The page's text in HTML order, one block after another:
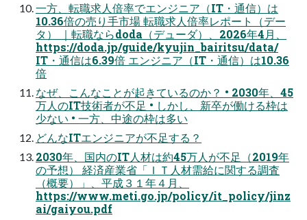
一方、転職求人倍率でエンジニア（IT・通信）は
10.36倍の売り手市場 転職求人倍率レポート（デー
タ） ｜転職ならdoda（デューダ）、2026年4月、
https://doda.jp/guide/kyujin_bairitsu/data/
IT・通信は6.39倍 エンジニア（IT・通信）は10.36
倍
なぜ、こんなことが起きているのか？ • 2030年、45
万人のIT技術者が不足 • しかし、新卒が働ける枠は
少ない • 一方、中途の枠は多い
どんなITエンジニアが不足する？
2030年、国内のIT人材は約45万人が不足（2019年
の予想） 経済産業省「ＩＴ人材需給に関する調査
（概要）」、平成３１年４月、
https://www.meti.go.jp/policy/it_policy/jinz
ai/gaiyou.pdf